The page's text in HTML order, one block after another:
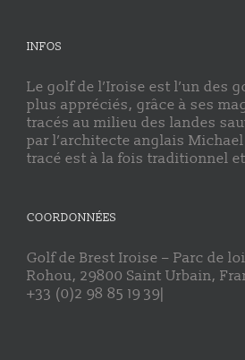
INFOS
Le golf de l’Iroise est l’un des
plus appréciés, grâce à ses
tracés au milieu des landes
par l’architecte anglais Michael
tracé est à la fois traditionnel
COORDONNÉES
Golf de Brest Iroise – Parc de
Rohou, 29800 Saint Urbain,
+33 (0)2 98 85 19 39|